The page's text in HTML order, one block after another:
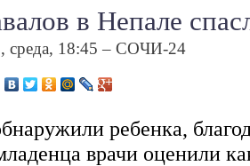
в Непале
среда, 18:45 – СОЧИ-24
ребенка,
врачи оценили